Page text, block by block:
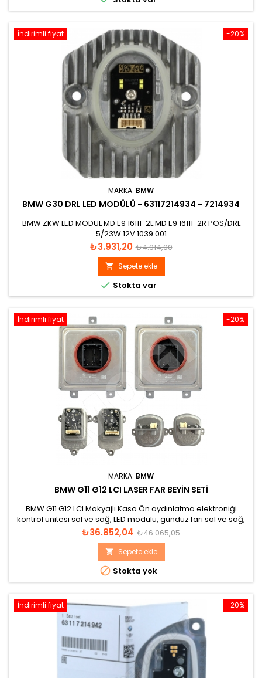
-20%
İndirimli fiyat
MARKA: BMW
BMW G30 DRL LED MODÜLÜ - 63117214934 - 7214934
BMW ZKW LED MODUL MD E9 16111-2L MD E9 16111-2R POS/DRL
5/23W 12V 1039.001
Fiyat
₺3.931,20 Normal
fiyat
₺4.914,00
 Sepete ekle
 Stokta var
-20%
İndirimli fiyat
MARKA: BMW
BMW G11 G12 LCI LASER FAR BEYIN SETI
BMW G11 G12 LCI Makyajlı Kasa Ön aydınlatma elektroniği
kontrol ünitesi sol ve sağ, LED modülü, gündüz farı sol ve sağ,
LED modül sinyal lambası/gündüz farı sol ve sağ toplam 6
parça beyin seti.
Fiyat
₺36.852,04 Normal
fiyat
₺46.065,05
 Sepete ekle
 Stokta yok
-20%
İndirimli fiyat